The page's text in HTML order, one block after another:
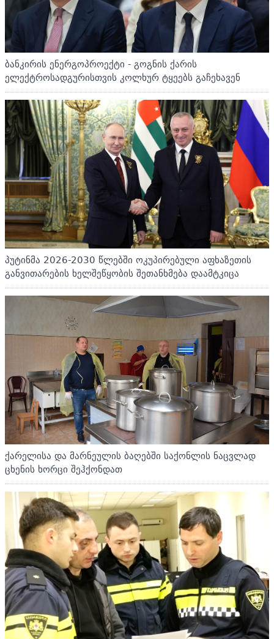
ბანკირის ენერგოპროექტი - გოგნის ქარის
ელექტროსადგურისთვის კოლხურ ტყეებს გაჩეხავენ
პუტინმა 2026-2030 წლებში ოკუპირებული აფხაზეთის
განვითარების ხელშეწყობის შეთანხმება დაამტკიცა
ქარელისა და მარნეულის ბაღებში საქონლის ნაცვლად
ცხენის ხორცი შეჰქონდათ